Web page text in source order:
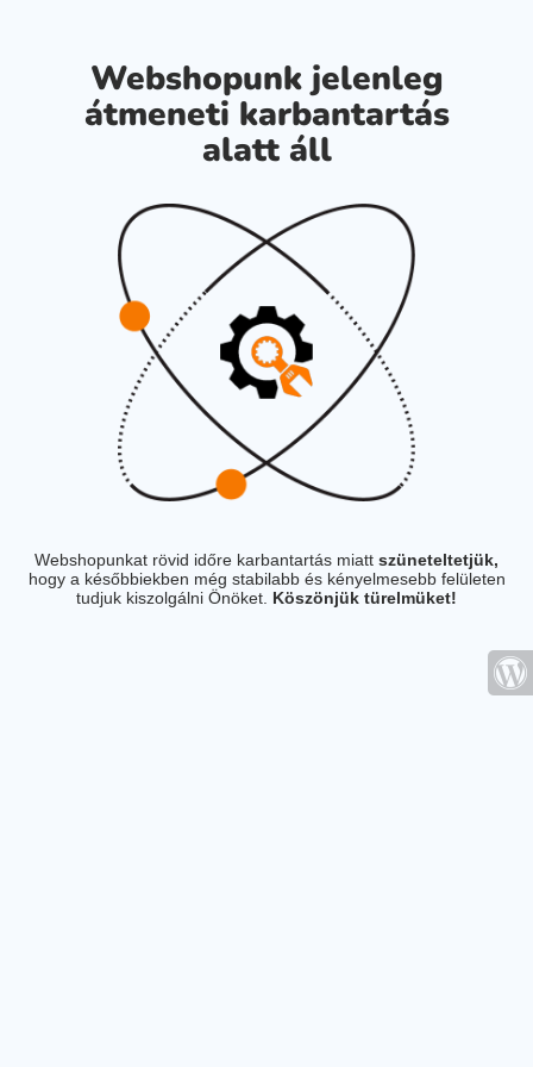
Webshopunk jelenleg
átmeneti karbantartás
alatt áll
Webshopunkat rövid időre karbantartás miatt szüneteltetjük,
hogy a későbbiekben még stabilabb és kényelmesebb felületen
tudjuk kiszolgálni Önöket. Köszönjük türelmüket!